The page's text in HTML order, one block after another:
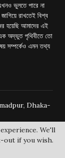
ভুলতে পারে না
রাখতেই বিশ্ব
হয়েছি আমাদের এই
অদ্ভুত পৃথিবীতে তো
সম্পর্কেও এমন তথ্য
Dhaka-
We'll
out if you wish.